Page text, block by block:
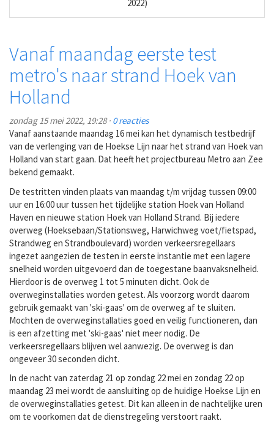
2022)
Vanaf maandag eerste test
metro's naar strand Hoek van
Holland
zondag 15 mei 2022, 19:28 · 0 reacties
Vanaf aanstaande maandag 16 mei kan het dynamisch testbedrijf
van de verlenging van de Hoekse Lijn naar het strand van Hoek van
Holland van start gaan. Dat heeft het projectbureau Metro aan Zee
bekend gemaakt.
De testritten vinden plaats van maandag t/m vrijdag tussen 09:00
uur en 16:00 uur tussen het tijdelijke station Hoek van Holland
Haven en nieuwe station Hoek van Holland Strand. Bij iedere
overweg (Hoeksebaan/Stationsweg, Harwichweg voet/fietspad,
Strandweg en Strandboulevard) worden verkeersregellaars
ingezet aangezien de testen in eerste instantie met een lagere
snelheid worden uitgevoerd dan de toegestane baanvaksnelheid.
Hierdoor is de overweg 1 tot 5 minuten dicht. Ook de
overweginstallaties worden getest. Als voorzorg wordt daarom
gebruik gemaakt van 'ski-gaas' om de overweg af te sluiten.
Mochten de overweginstallaties goed en veilig functioneren, dan
is een afzetting met 'ski-gaas' niet meer nodig. De
verkeersregellaars blijven wel aanwezig. De overweg is dan
ongeveer 30 seconden dicht.
In de nacht van zaterdag 21 op zondag 22 mei en zondag 22 op
maandag 23 mei wordt de aansluiting op de huidige Hoekse Lijn en
de overweginstallaties getest. Dit kan alleen in de nachtelijke uren
om te voorkomen dat de dienstregeling verstoort raakt.